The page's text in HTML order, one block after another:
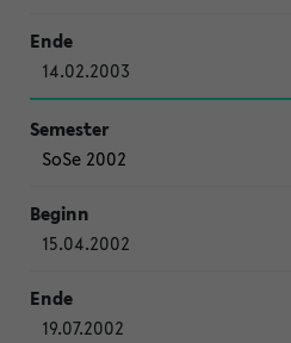
14.02.2003
SoSe 2002
15.04.2002
19.07.2002